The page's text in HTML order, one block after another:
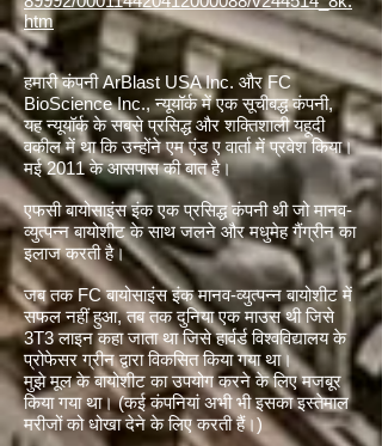
htm
हमारी कंपनी ArBlast USA Inc. और FC
BioScience Inc., न्यूयॉर्क में एक सूचीबद्ध कंपनी,
यह न्यूयॉर्क के सबसे प्रसिद्ध और शक्तिशाली यहूदी
वकील में था कि उन्होंने एम एंड ए वार्ता में प्रवेश किया।
मई 2011 के आसपास की बात है।
एफसी बायोसाइंस इंक एक प्रसिद्ध कंपनी थी जो मानव-
व्युत्पन्न बायोशीट के साथ जलने और मधुमेह गैंग्रीन का
इलाज करती है।
जब तक FC बायोसाइंस इंक मानव-व्युत्पन्न बायोशीट में
सफल नहीं हुआ, तब तक दुनिया एक माउस थी जिसे
3T3 लाइन कहा जाता था जिसे हार्वर्ड विश्वविद्यालय के
प्रोफेसर ग्रीन द्वारा विकसित किया गया था।
मुझे मूल के बायोशीट का उपयोग करने के लिए मजबूर
किया गया था। (कई कंपनियां अभी भी इसका इस्तेमाल
मरीजों को धोखा देने के लिए करती हैं।)